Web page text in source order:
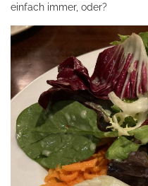
einfach immer, oder?